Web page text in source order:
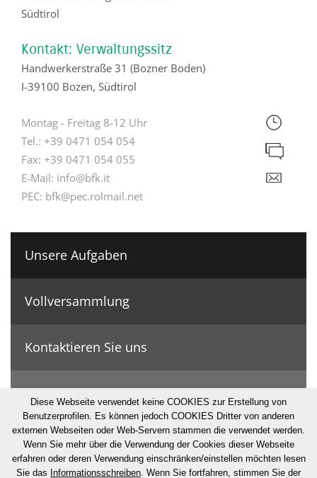
Südtirol
Kontakt: Verwaltungssitz
Handwerkerstraße 31 (Bozner Boden)
I-39100 Bozen, Südtirol
Montag - Freitag 8-12 Uhr
Tel.: +39 0471 054 054
Fax: +39 0471 054 055
E-Mail: info@bfk.it
PEC: bfk@pec.rolmail.net
Unsere Aufgaben
Vollversammlung
Kontaktieren Sie uns
Geschichte & Zahlen
© Bonifizierungskonsortium
· Impressum · Privacy · Cookies · Sitemap · UID: IT80000230211
Diese Webseite verwendet keine COOKIES zur Erstellung von
Benutzerprofilen. Es können jedoch COOKIES Dritter von anderen
externen Webseiten oder Web-Servern stammen die verwendet werden.
Wenn Sie mehr über die Verwendung der Cookies dieser Webseite
erfahren oder deren Verwendung einschränken/einstellen möchten lesen
Sie das Informationsschreiben. Wenn Sie fortfahren, stimmen Sie der